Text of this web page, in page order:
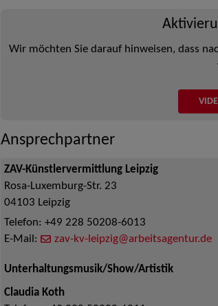
Wir möchten Sie darauf hinweisen, dass
Ansprechpartner
ZAV-Künstlervermittlung Leipzig
Rosa-Luxemburg-Str. 23
04103 Leipzig
Telefon: +49 228 50208-6013
E-Mail:
zav-kv-leipzig@arbeitsagentur.de
Unterhaltungsmusik/Show/Artistik
Claudia Koth